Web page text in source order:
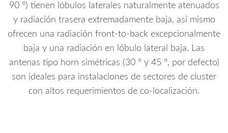
90 °) tienen lóbulos laterales naturalmente atenuados
y radiación trasera extremadamente baja, así mismo
ofrecen una radiación front-to-back excepcionalmente
baja y una radiación en lóbulo lateral baja. Las
antenas tipo horn simétricas (30 ° y 45 °, por defecto)
son ideales para instalaciones de sectores de cluster
con altos requerimientos de co-localización.